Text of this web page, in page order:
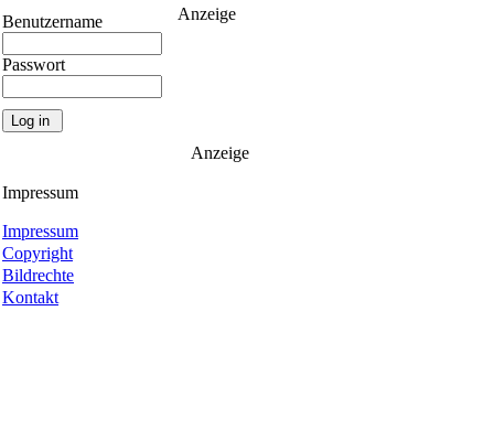
Benutzername
Passwort
Impressum
Impressum
Copyright
Bildrechte
Kontakt
Anzeige
Anzeige